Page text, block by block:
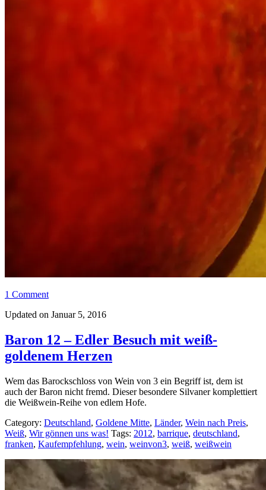
1 Comment
Updated on Januar 5, 2016
Baron 12 – Edler Besuch mit weiß-
goldenem Herzen
Wem das Barockschloss von Wein von 3 ein Begriff ist, dem ist
auch der Baron nicht fremd. Dieser besondere Silvaner komplettiert
die Weißwein-Reihe von edlem Hofe.
Category: Deutschland, Goldene Mitte, Länder, Wein nach Preis,
Weiß, Wir gönnen uns was! Tags: 2012, barrique, deutschland,
franken, Kaufempfehlung, wein, weinvon3, weiß, weißwein